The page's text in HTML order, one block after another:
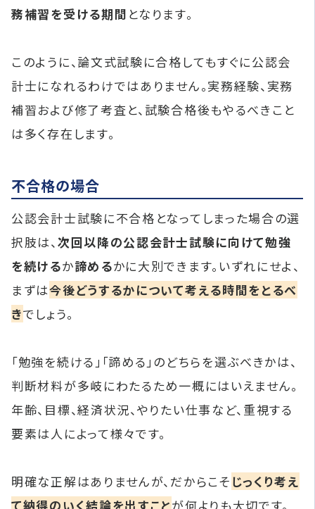
務補習を受ける期間 となります。
このように、論文式試験に合格してもすぐに公認会
計士になれるわけではありません。実務経験、実務
補習および修了考査と、試験合格後もやるべきこと
は多く存在します。
不合格の場合
公認会計士試験に不合格となってしまった場合の選
択肢は、次回以降の公認会計士試験に向けて勉強
を続けるか諦めるかに大別できます。いずれにせよ、
まずは今後どうするかについて考える時間をとるべ
きでしょう。
「勉強を続ける」「諦める」のどちらを選ぶべきかは、
判断材料が多岐にわたるため一概にはいえません。
年齢、目標、経済状況、やりたい仕事など、重視する
要素は人によって様々です。
明確な正解はありませんが、だからこそ じっくり考え
て納得のいく結論を出すことが何よりも大切です。